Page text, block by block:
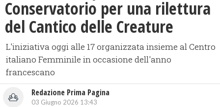
Conservatorio per una rilettura
del Cantico delle Creature
L'iniziativa oggi alle 17 organizzata insieme al Centro
italiano Femminile in occasione dell'anno
francescano
Redazione Prima Pagina
03 Giugno 2026 13:43